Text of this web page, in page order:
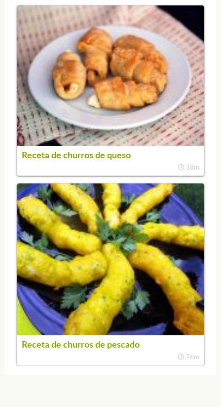
Receta de churros de queso
38m
Receta de churros de pescado
76m